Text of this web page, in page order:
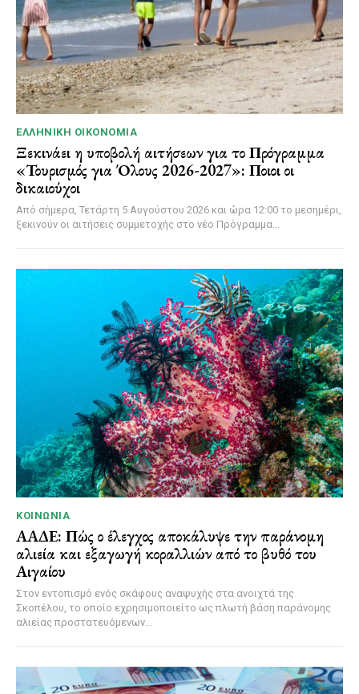
ΕΛΛΗΝΙΚΉ ΟΙΚΟΝΟΜΊΑ
Ξεκινάει η υποβολή αιτήσεων για το Πρόγραμμα
«Τουρισμός για Όλους 2026-2027»: Ποιοι οι
δικαιούχοι
Από σήμερα, Τετάρτη 5 Αυγούστου 2026 και ώρα 12:00 το μεσημέρι,
ξεκινούν οι αιτήσεις συμμετοχής στο νέο Πρόγραμμα...
ΚΟΙΝΩΝΊΑ
ΑΑΔΕ: Πώς ο έλεγχος αποκάλυψε την παράνομη
αλιεία και εξαγωγή κοραλλιών από το βυθό του
Αιγαίου
Στον εντοπισμό ενός σκάφους αναψυχής στα ανοιχτά της
Σκοπέλου, το οποίο εχρησιμοποιείτο ως πλωτή βάση παράνομης
αλιείας προστατευόμενων...